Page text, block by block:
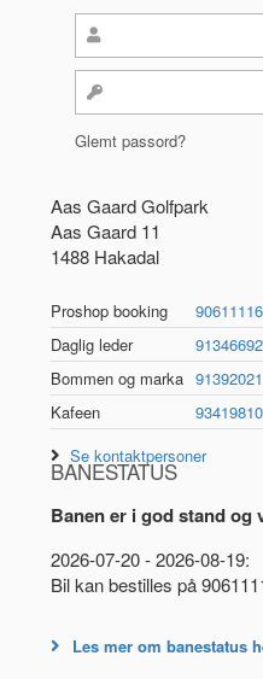
Glemt passord?
Aas Gaard Golfpark
Aas Gaard 11
1488 Hakadal
Proshop booking
90611116
Daglig leder
91346692
Bommen og marka 91392021
Kafeen
93419810
Se kontaktpersoner
BANESTATUS
Banen er i god stand
2026-07-20 - 2026-08-19:
Bil kan bestilles på
Les mer om banestatus